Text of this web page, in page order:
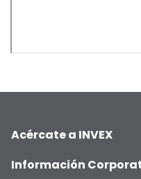
Acércate a INVEX
Información